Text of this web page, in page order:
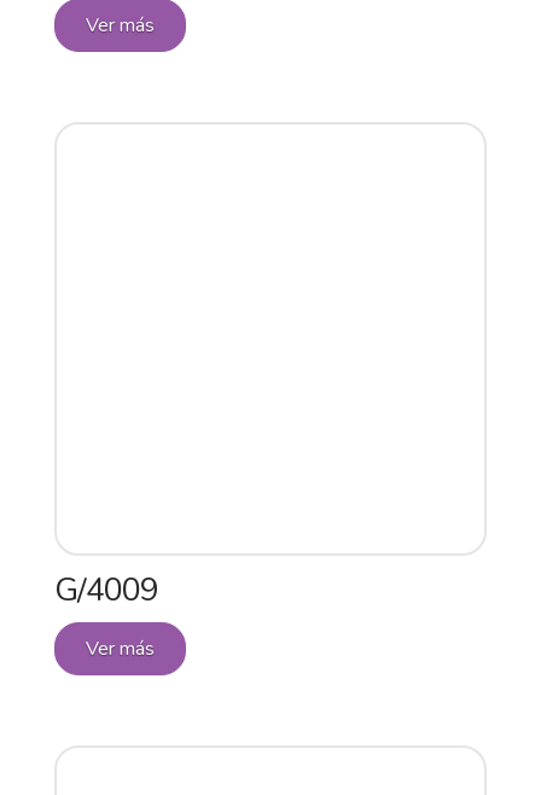
Ver más
G/4009
Ver más